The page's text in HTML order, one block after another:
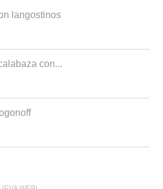
langostinos
con...